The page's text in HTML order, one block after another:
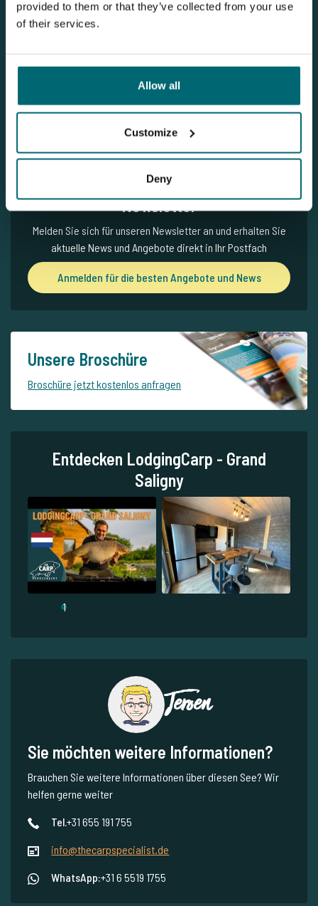
provided to them or that they’ve collected from your use
of their services.
Allow all
Customize
Deny
Anmelden für die besten Angebote und
Beitrag von The Carp Specialist
Newsletter
Melden Sie sich für unseren Newsletter an und erhalten Sie
aktuelle News und Angebote direkt in Ihr Postfach
Anmelden für die besten Angebote und News
Unsere Broschüre
Broschüre jetzt kostenlos anfragen
Entdecken LodgingCarp - Grand
Saligny
1
Jeroen
Sie möchten weitere Informationen?
Brauchen Sie weitere Informationen über diesen See? Wir
helfen gerne weiter
Tel.+31 655 191 755
info@thecarpspecialist.de
WhatsApp:+31 6 5519 1755